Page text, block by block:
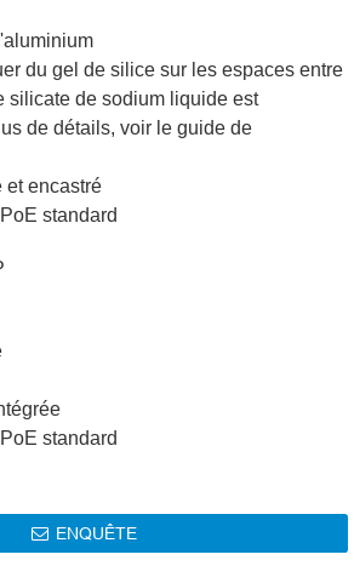
du gel de silice sur les espaces entre
silicate de sodium liquide est
de détails, voir le guide de
et encastré
standard
standard
 ENQUÊTE